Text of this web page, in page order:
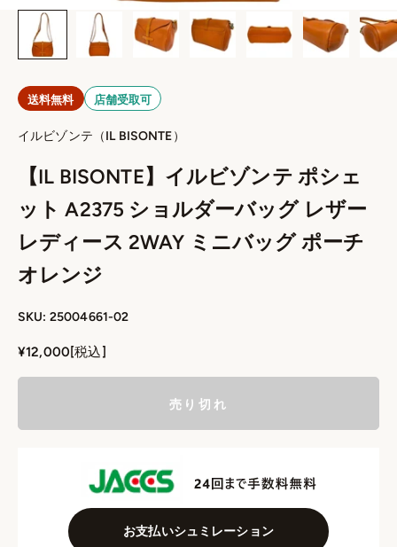
送料無料 店舗受取可
イルビゾンテ（IL BISONTE）
【IL BISONTE】イルビゾンテ ポシェ
ット A2375 ショルダーバッグ レザー
レディース 2WAY ミニバッグ ポーチ
オレンジ
SKU: 25004661-02
セール価格
¥12,000[税込]
売り切れ
お支払いシュミレーション